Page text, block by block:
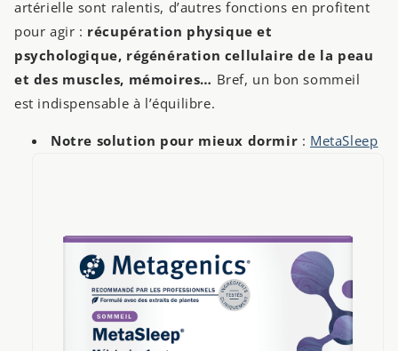
artérielle sont ralentis, d’autres fonctions en profitent
pour agir : récupération physique et
psychologique, régénération cellulaire de la peau
et des muscles, mémoires… Bref, un bon sommeil
est indispensable à l’équilibre.
Notre solution pour mieux dormir : MetaSleep